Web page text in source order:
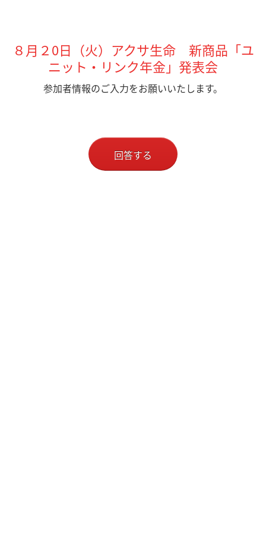
８月２0日（火）アクサ生命 新商品「ユ
ニット・リンク年金」発表会
参加者情報のご入力をお願いいたします。
回答する